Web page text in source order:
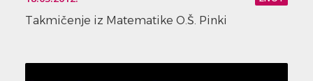
Takmičenje iz Matematike O.Š. Pinki